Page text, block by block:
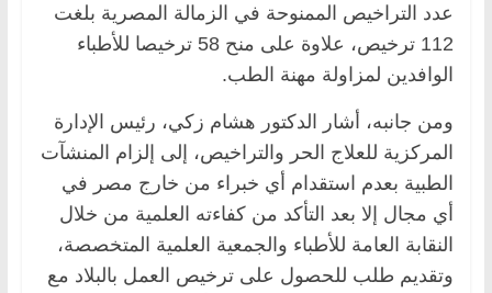
عدد التراخيص الممنوحة في الزمالة المصرية بلغت
112 ترخيص، علاوة على منح 58 ترخيصا للأطباء
الوافدين لمزاولة مهنة الطب.
ومن جانبه، أشار الدكتور هشام زكي، رئيس الإدارة
المركزية للعلاج الحر والتراخيص، إلى إلزام المنشآت
الطبية بعدم استقدام أي خبراء من خارج مصر في
أي مجال إلا بعد التأكد من كفاءته العلمية من خلال
النقابة العامة للأطباء والجمعية العلمية المتخصصة،
وتقديم طلب للحصول على ترخيص العمل بالبلاد مع